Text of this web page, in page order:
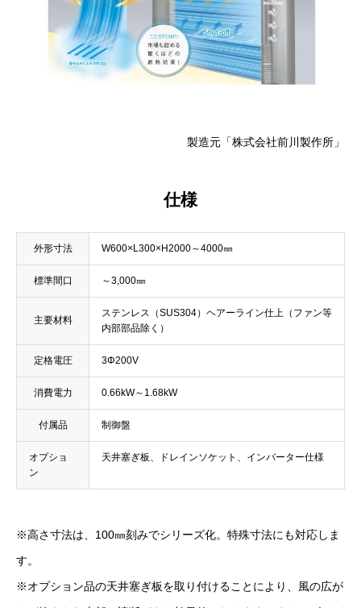
製造元「株式会社前川製作所」
仕様
外形寸法 W600×L300×H2000～4000㎜
標準間口 ～3,000㎜
主要材料
ステンレス（SUS304）ヘアーライン仕上（ファン等
内部部品除く）
定格電圧 3Φ200V
消費電力 0.66kW～1.68kW
付属品 制御盤
オプショ
ン
天井塞ぎ板、ドレインソケット、インバーター仕様
※高さ寸法は、100㎜刻みでシリーズ化。特殊寸法にも対応しま
す
※オプション品の天井塞ぎ板を取り付けることにより、風の広が